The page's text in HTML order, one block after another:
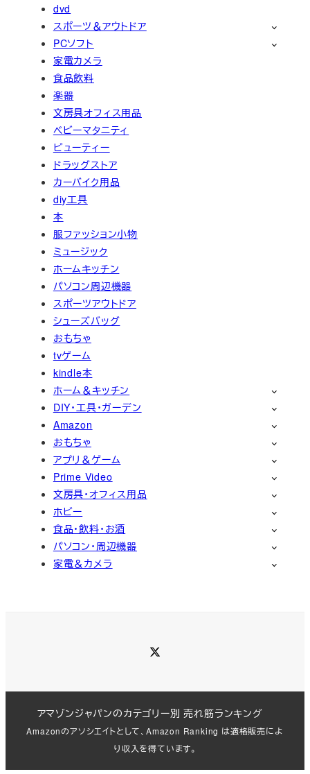
dvd
スポーツ＆アウトドア
PCソフト
家電カメラ
食品飲料
楽器
文房具オフィス用品
ベビーマタニティ
ビューティー
ドラッグストア
カーバイク用品
diy工具
本
服ファッション小物
ミュージック
ホームキッチン
パソコン周辺機器
スポーツアウトドア
シューズバッグ
おもちゃ
tvゲーム
kindle本
ホーム＆キッチン
DIY・工具・ガーデン
Amazon
おもちゃ
アプリ＆ゲーム
Prime Video
文房具・オフィス用品
ホビー
食品・飲料・お酒
パソコン・周辺機器
家電＆カメラ
アマゾンジャパンのカテゴリー別 売れ筋ランキング
Amazonのアソシエイトとして、Amazon Ranking は適格販売によ
り収入を得ています。